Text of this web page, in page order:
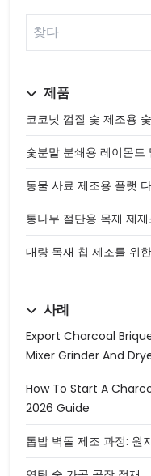
제품
코코넛 껍질 숯 제조용
숯분말 분쇄용 레이몬드
동물 사료 제조용 플랫
통나무 절단용 목재 제재
대량 목재 칩 제조를 위
사례
Export Charcoal
Mixer Grinder And
How To Start A
2026 Guide
톱밥 벽돌 제조 과정: 원